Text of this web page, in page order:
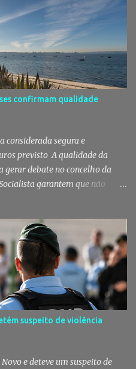
todas as exigências
direto depois de três
Município responde às
escola A Câmara Municipal
às dúvidas levantadas em
do futuro Centro Escolar de
4,8 milhões de euros que
publicada pelo Página UM. O
o recurso ao ajuste direto
uma socied...
confirmam qualidade
considerada segura e
previsto A qualidade da
gerar debate no concelho da
garantem que não
- posição validada pela a
a 29 de Julho - acusam
injustificadas e
espaço passa por um
de euros previsto pela
espaços naturais mais
depois de terem sido
dúvidas sobre as
os eleitos do Partido
Municipal da Moita,
suspeito de violência
e deteve um suspeito de